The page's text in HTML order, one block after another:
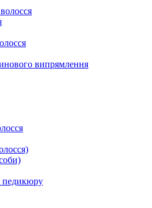
випрямлення
педикюру